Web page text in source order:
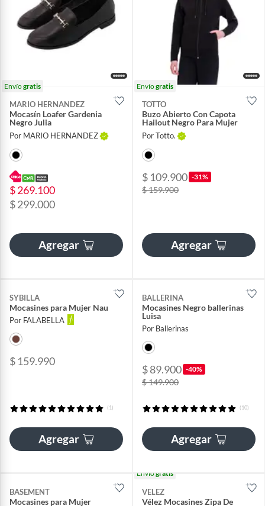
Envíogratis
MARIO HERNANDEZ
Mocasín Loafer Gardenia
Negro Julia
Por MARIO HERNANDEZ
$ 269.100
$ 299.000
Agregar
Envíogratis
TOTTO
Buzo Abierto Con Capota
Hailout Negro Para Mujer
Por Totto.
$ 109.900 -31%
$ 159.900
Agregar
SYBILLA
Mocasines para Mujer Nau
Por FALABELLA
$ 159.990
(1)
Agregar
BALLERINA
Mocasines Negro ballerinas
Luisa
Por Ballerinas
$ 89.900 -40%
$ 149.900
(10)
Agregar
BASEMENT
Mocasines para Mujer
Envíogratis
VELEZ
Vélez Mocasines Zipa De